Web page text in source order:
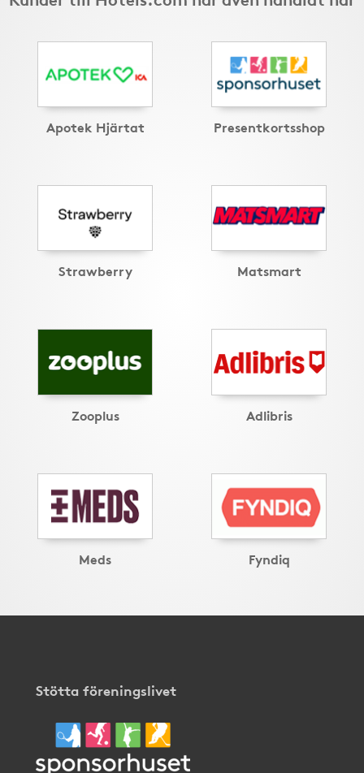
Apotek Hjärtat Presentkortsshop
Strawberry Matsmart
Zooplus Adlibris
Meds Fyndiq
Stötta föreningslivet